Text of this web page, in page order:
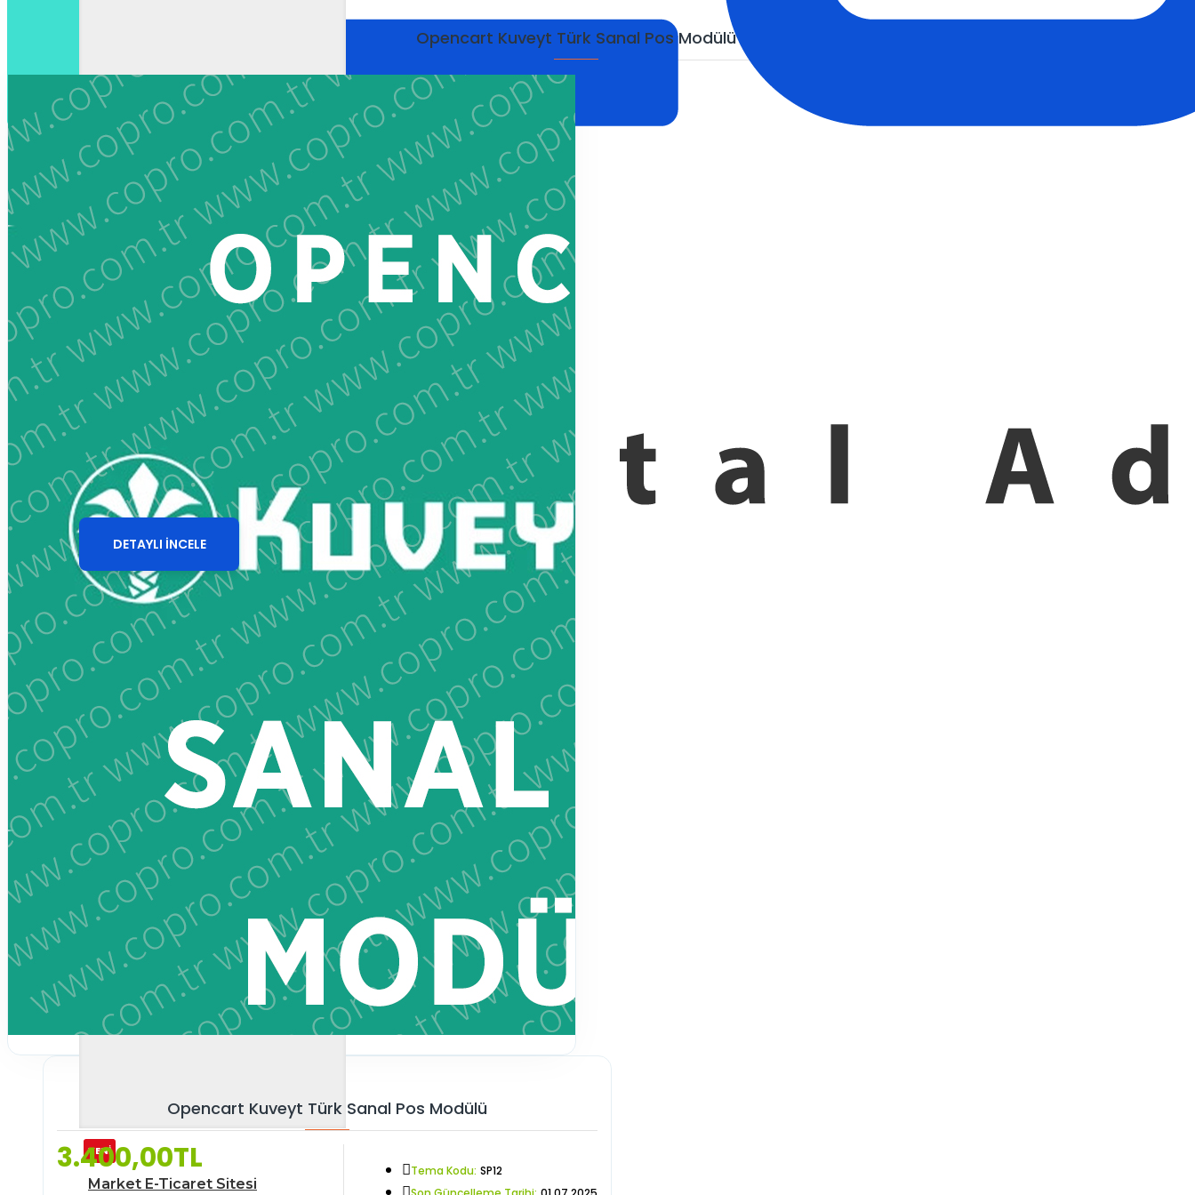
Giriş yap
Üye ol
Sepetinize henüz ekleme yapmadınız!
Butik ve Aksesuar E-
Ticaret Sitesi
DETAYLI İNCELE
YENİ
Market E-Ticaret Sitesi
Opencart Kuveyt Türk Sanal Pos Modülü
Opencart Kuveyt Türk Sanal Pos Modülü
3.400,00TL Tema Kodu: SP12